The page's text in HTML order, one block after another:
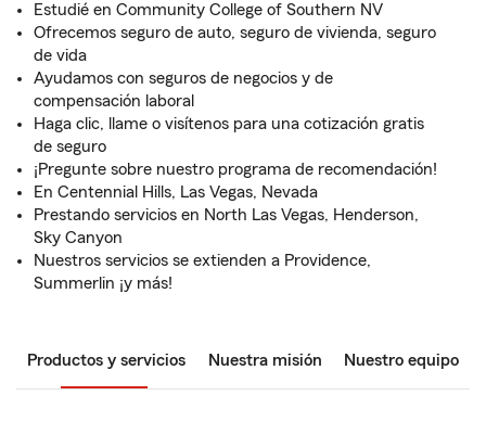
Estudié en Community College of Southern NV
Ofrecemos seguro de auto, seguro de vivienda, seguro
de vida
Ayudamos con seguros de negocios y de
compensación laboral
Haga clic, llame o visítenos para una cotización gratis
de seguro
¡Pregunte sobre nuestro programa de recomendación!
En Centennial Hills, Las Vegas, Nevada
Prestando servicios en North Las Vegas, Henderson,
Sky Canyon
Nuestros servicios se extienden a Providence,
Summerlin ¡y más!
Productos y servicios Nuestra misión Nuestro equipo